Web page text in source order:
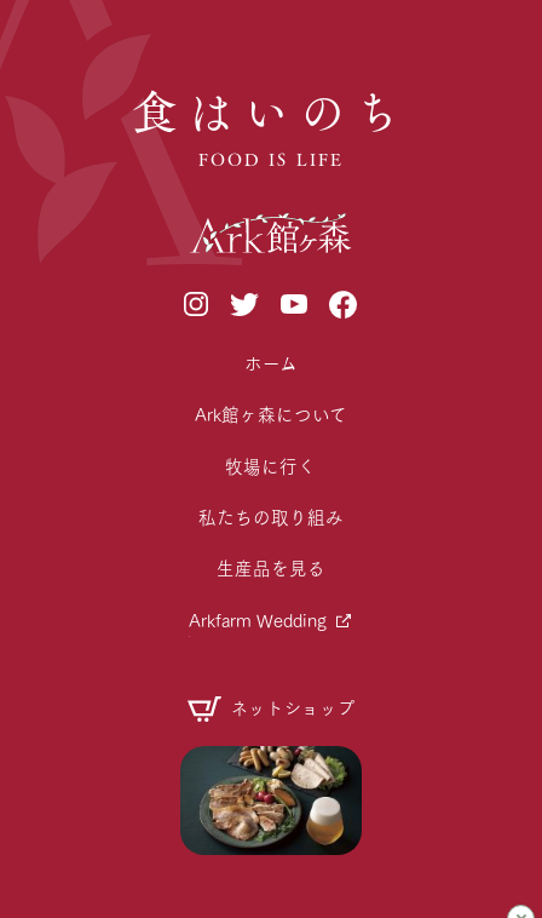
食はいのち
FOOD IS LIFE
ホーム
Ark館ヶ森について
牧場に行く
私たちの取り組み
生産品を見る
Arkfarm Wedding
ネットショップ